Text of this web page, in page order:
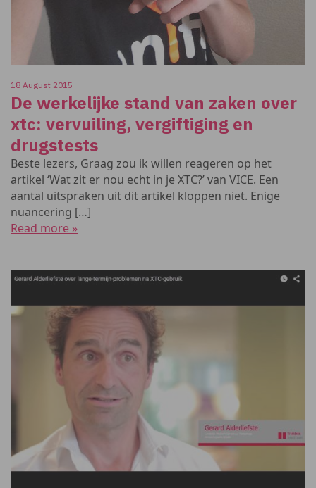
18 August 2015
De werkelijke stand van zaken over
xtc: vervuiling, vergiftiging en
drugstests
Beste lezers, Graag zou ik willen reageren op het
artikel ‘Wat zit er nou echt in je XTC?’ van VICE. Een
aantal uitspraken uit dit artikel kloppen niet. Enige
nuancering […]
Read more »